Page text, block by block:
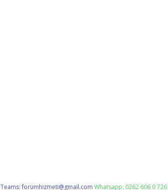
Teams:forumhizmeti@gmail.com Whatsapp: 0262 606 0 726